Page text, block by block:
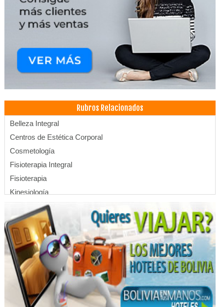
Rubros Relacionados
Belleza Integral
Centros de Estética Corporal
Cosmetología
Fisioterapia Integral
Fisioterapia
Kinesiología
Masajes Terapéuticos
Maderoterapia
Radiofrecuencia
Terapias Alternativas
Hemodiálisis
Consultorio Dental
Dentistas
Estética Dental